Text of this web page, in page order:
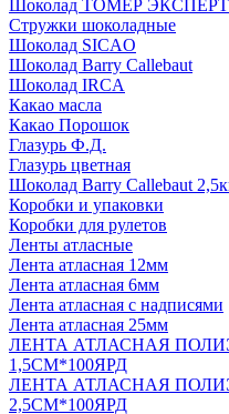
Шоколад ТОМЕР
Стружки шоколадные
Шоколад SICAO
Шоколад Barry Callebaut
Шоколад IRCA
Какао масла
Какао Порошок
Глазурь Ф.Д.
Глазурь цветная
Шоколад Barry Callebaut
Коробки и упаковки
Коробки для рулетов
Ленты атласные
Лента атласная 12мм
Лента атласная 6мм
Лента атласная с надписями
Лента атласная 25мм
ЛЕНТА АТЛАСНАЯ
1,5СМ*100ЯРД
ЛЕНТА АТЛАСНАЯ
2,5СМ*100ЯРД